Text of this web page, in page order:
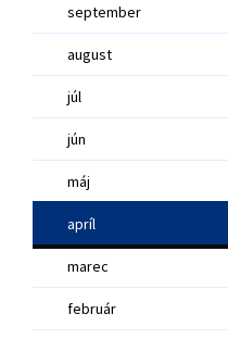
september
august
júl
jún
máj
apríl
marec
február